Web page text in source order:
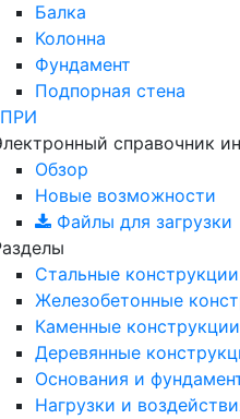
Балка
Колонна
Фундамент
Подпорная стена
справочник
Обзор
Новые возможности
Файлы для загрузки
Стальные конструкции
Железобетонные
Каменные конструкции
Деревянные
Основания и
Нагрузки и